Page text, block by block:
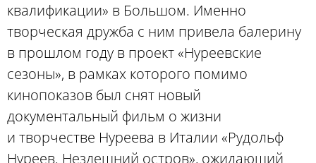
квалификации» в Большом. Именно
творческая дружба с ним привела балерину
в прошлом году в проект «Нуреевские
сезоны», в рамках которого помимо
кинопоказов был снят новый
документальный фильм о жизни
и творчестве Нуреева в Италии «Рудольф
Нуреев. Нездешний остров», ожидающий